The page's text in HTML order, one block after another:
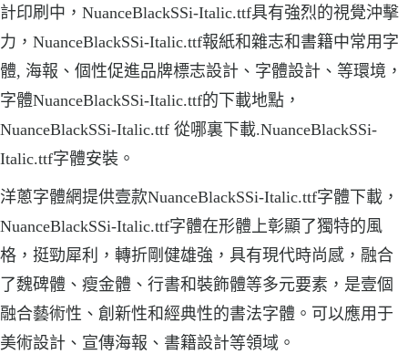
計印刷中，NuanceBlackSSi-Italic.ttf具有強烈的視覺沖擊
力，NuanceBlackSSi-Italic.ttf報紙和雜志和書籍中常用字
體, 海報、個性促進品牌標志設計、字體設計、等環境，
字體NuanceBlackSSi-Italic.ttf的下載地點，
NuanceBlackSSi-Italic.ttf 從哪裏下載.NuanceBlackSSi-
Italic.ttf字體安裝。
洋蔥字體網提供壹款NuanceBlackSSi-Italic.ttf字體下載，
NuanceBlackSSi-Italic.ttf字體在形體上彰顯了獨特的風
格，挺勁犀利，轉折剛健雄強，具有現代時尚感，融合
了魏碑體、瘦金體、行書和裝飾體等多元要素，是壹個
融合藝術性、創新性和經典性的書法字體。可以應用于
美術設計、宣傳海報、書籍設計等領域。